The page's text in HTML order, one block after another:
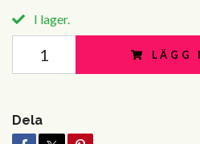
I lager.
LÄGG
Dela